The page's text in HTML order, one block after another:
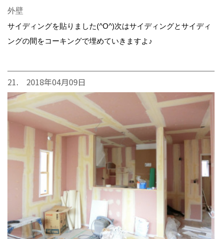
外壁
サイディングを貼りました(^O^)次はサイディングとサイディ
ングの間をコーキングで埋めていきますよ♪
21. 2018年04月09日